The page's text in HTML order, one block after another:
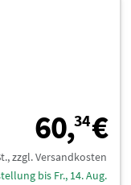
60,34€
zzgl. Versandkosten
bis Fr., 14. Aug.